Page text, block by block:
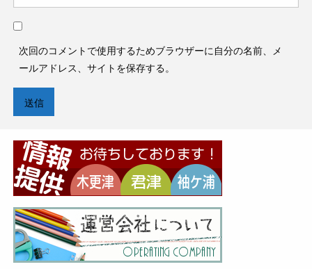
次回のコメントで使用するためブラウザーに自分の名前、メ
ールアドレス、サイトを保存する。